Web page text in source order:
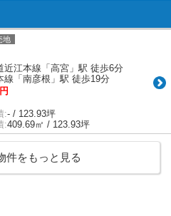
地
近江本線「高宮」駅 徒歩6分
線「南彦根」駅 徒歩19分
:- / 123.93坪
:409.69㎡ / 123.93坪
件をもっと見る